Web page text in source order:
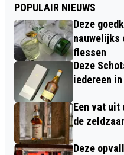
POPULAIR NIEUWS
Deze
nauwelijks
flessen
Deze
iedereen
Een vat uit
de
Deze